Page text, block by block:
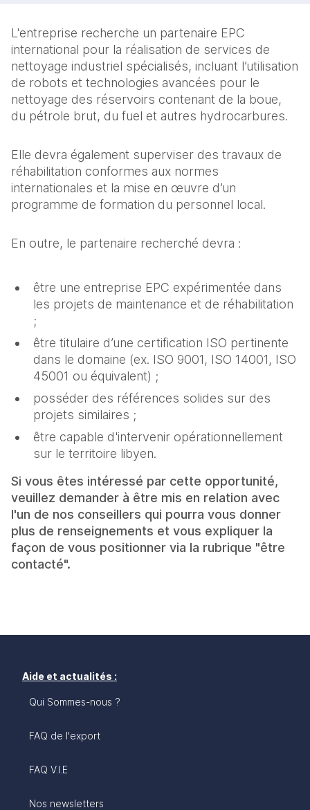
L'entreprise recherche un partenaire EPC
international pour la réalisation de services de
nettoyage industriel spécialisés, incluant l’utilisation
de robots et technologies avancées pour le
nettoyage des réservoirs contenant de la boue,
du pétrole brut, du fuel et autres hydrocarbures.
Elle devra également superviser des travaux de
réhabilitation conformes aux normes
internationales et la mise en œuvre d’un
programme de formation du personnel local.
En outre, le partenaire recherché devra :
être une entreprise EPC expérimentée dans
les projets de maintenance et de réhabilitation
;
être titulaire d’une certification ISO pertinente
dans le domaine (ex. ISO 9001, ISO 14001, ISO
45001 ou équivalent) ;
posséder des références solides sur des
projets similaires ;
être capable d'intervenir opérationnellement
sur le territoire libyen.
Si vous êtes intéressé par cette opportunité,
veuillez demander à être mis en relation avec
l'un de nos conseillers qui pourra vous donner
plus de renseignements et vous expliquer la
façon de vous positionner via la rubrique "être
contacté".
Aide et actualités :
Qui Sommes-nous ?
FAQ de l'export
FAQ V.I.E
Nos newsletters